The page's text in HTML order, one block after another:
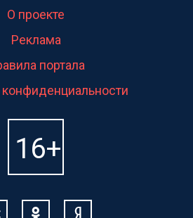
О проекте
Реклама
портала
конфиденциальности